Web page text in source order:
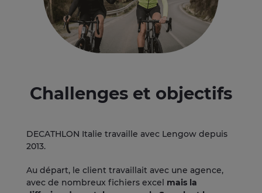
Challenges et objectifs
DECATHLON Italie travaille avec Lengow depuis
2013.
Au départ, le client travaillait avec une agence,
avec de nombreux fichiers excel mais la